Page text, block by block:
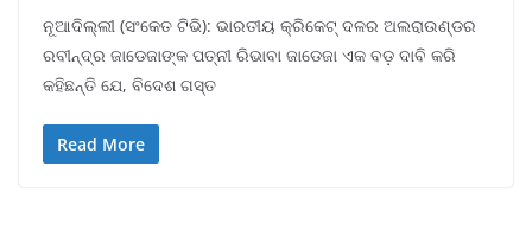
ନୂଆଦିଲ୍ଲୀ (ସଂକେତ ଟିଭି): ଭାରତୀୟ କ୍ରିକେଟ୍ ଦଳର ଅଲରାଉଣ୍ଡର
ରବୀନ୍ଦ୍ର ଜାଡେଜାଙ୍କ ପତ୍ନୀ ରିଭାବା ଜାଡେଜା ଏକ ବଡ଼ ଦାବି କରି
କହିଛନ୍ତି ଯେ, ବିଦେଶ ଗସ୍ତ
Read More